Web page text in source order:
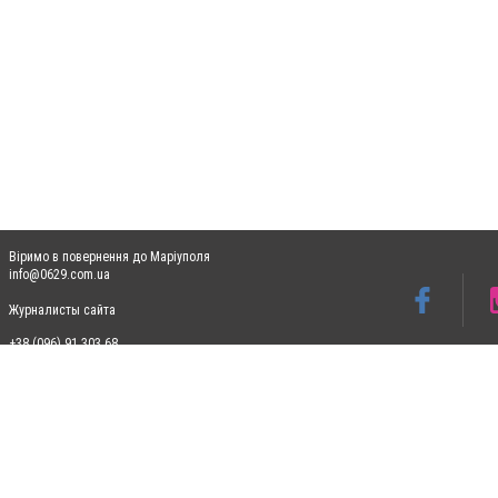
Віримо в повернення до Маріуполя
info@0629.com.ua
Журналисты сайта
+38 (096) 91 303 68